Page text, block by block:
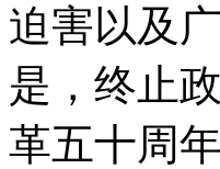
迫害以及
是，终止
革五十周